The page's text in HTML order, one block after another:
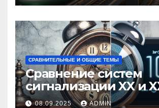
СРАВНИТЕЛЬНЫЕ И ОБЩИЕ ТЕМЫ
Сравнение систем
сигнализации XX и
веков
08.09.2025 ADMIN